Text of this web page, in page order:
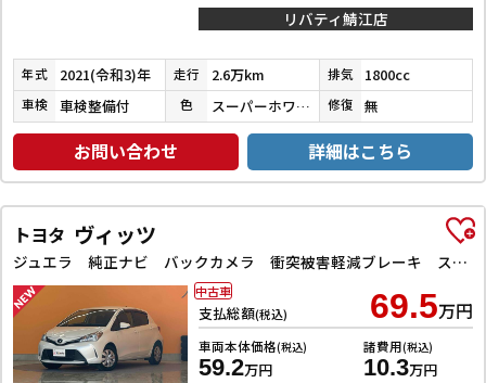
リバティ鯖江店
年式 2021(令和3)年 走行 2.6万km 排気 1800cc
車検 車検整備付 色 スーパーホワイトⅡ 修復 無
お問い合わせ 詳細はこちら
トヨタ ヴィッツ
ジュエラ 純正ナビ バックカメラ 衝突被害軽減ブレーキ スマートキー 電動格納ドアミラー マニュアルレベリング オートエアコン アクセサリーソケット 横滑り防止
支払総額(税込) 69.5万円
車両本体価格(税込)
59.2万円
諸費用(税込)
10.3万円
中古車